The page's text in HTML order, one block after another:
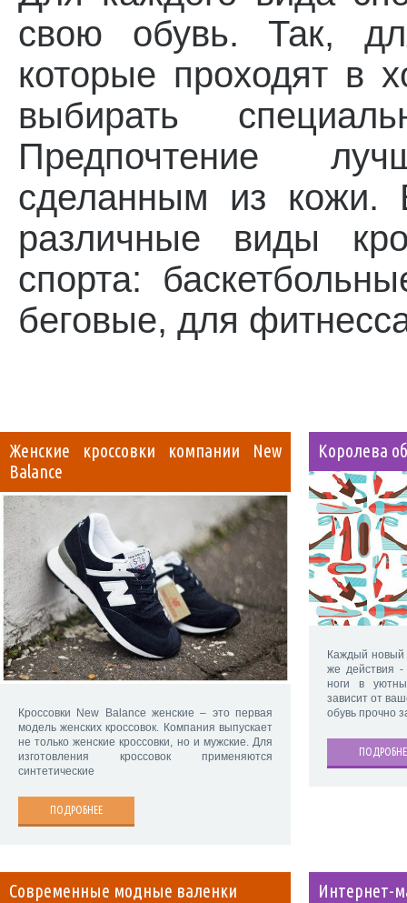
свою обувь. Так,
которые проходят в
выбирать
Предпочтение
сделанным из кожи.
различные виды
спорта:
беговые, для
Женские кроссовки компании New
Balance
Кроссовки New Balance женские – это первая
модель женских кроссовок. Компания выпускает
не только женские кроссовки, но и мужские. Для
изготовления кроссовок применяются
синтетические
ПОДРОБНЕЕ
Королева
Каждый новый
же действия
ноги в
зависит от
обувь прочно
Современные модные валенки Интернет-